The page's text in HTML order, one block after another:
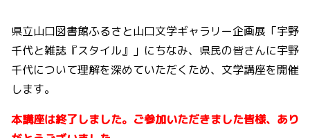
県立山口図書館ふるさと山口文学ギャラリー企画展「宇野
千代と雑誌『スタイル』」にちなみ、県民の皆さんに宇野
千代について理解を深めていただくため、文学講座を開催
します。
本講座は終了しました。ご参加いただきました皆様、あり